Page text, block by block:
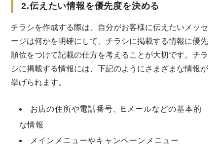
2.伝えたい情報を優先度を決める
チラシを作成する際は、自分がお客様に伝えたいメッセ
ージは何かを明確にして、チラシに掲載する情報に優先
順位をつけて記載の仕方を考えることが大切です。チラ
シに掲載する情報には、下記のようにさまざまな情報が
挙げられます。
お店の住所や電話番号、Eメールなどの基本的
な情報
メインメニューやキャンペーンメニュー